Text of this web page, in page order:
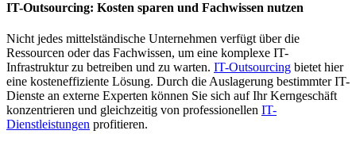
IT-Outsourcing: Kosten sparen und Fachwissen nutzen
Nicht jedes mittelständische Unternehmen verfügt über die
Ressourcen oder das Fachwissen, um eine komplexe IT-
Infrastruktur zu betreiben und zu warten. IT-Outsourcing bietet hier
eine kosteneffiziente Lösung. Durch die Auslagerung bestimmter IT-
Dienste an externe Experten können Sie sich auf Ihr Kerngeschäft
konzentrieren und gleichzeitig von professionellen IT-
Dienstleistungen profitieren.